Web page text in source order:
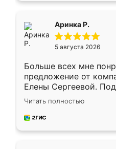
Аринка Р.
5 августа 2026
Больше всех мне
предложение от
Елены Сергеевой.
короткие сроки
для замера сотрудник
предложил по моему
Читать полностью